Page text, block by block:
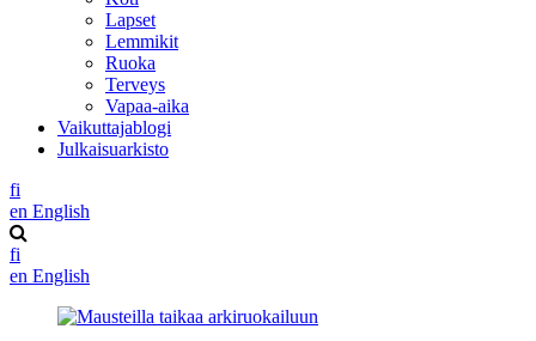
Lapset
Lemmikit
Ruoka
Terveys
Vapaa-aika
Vaikuttajablogi
Julkaisuarkisto
fi
en English
fi
en English